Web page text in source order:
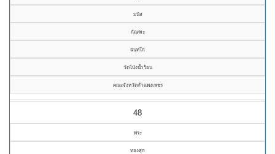
มนัส
กัณฑะ
ฉนฺทโก
วัดโป่งน้ำร้อน
คณะจังหวัดกำแพงเพชร
48
พระ
ทองสุก